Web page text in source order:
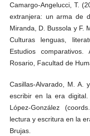
Camargo-Angelucci, T.
extranjera: un arma de
Miranda, D. Bussola y F.
Culturas lenguas,
Estudios
Rosario, Facultad de
Casillas-Alvarado, M. A.
escribir en la era
López-González
lectura y escritura en la
Brujas.